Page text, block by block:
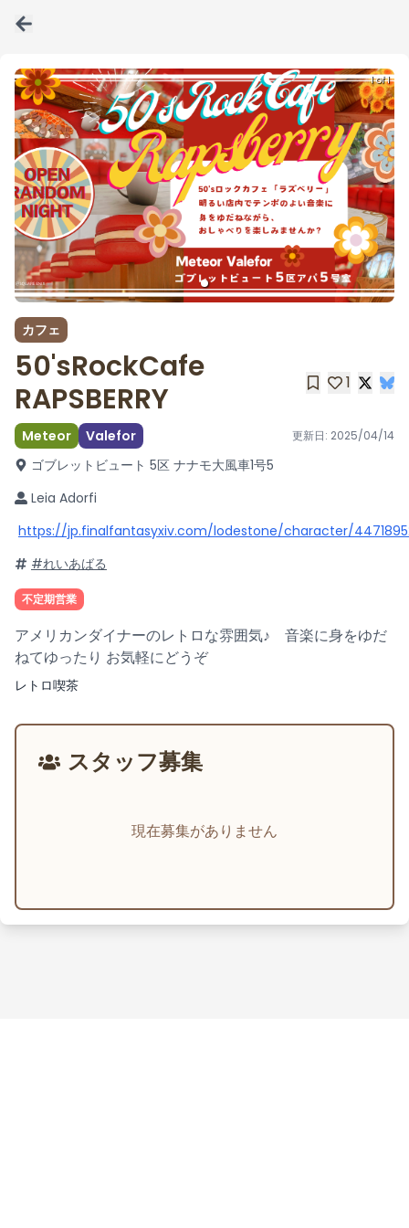
1 of 1
カフェ
50'sRockCafe
RAPSBERRY
1
Meteor Valefor 更新日: 2025/04/14
ゴブレットビュート 5区 ナナモ大風車1号5
Leia Adorfi
https://jp.finalfantasyxiv.com/lodestone/character/
#れいあばる
不定期営業
アメリカンダイナーのレトロな雰囲気♪ 音楽に身をゆだ
ねてゆったり お気軽にどうぞ
レトロ喫茶
スタッフ募集
現在募集がありません